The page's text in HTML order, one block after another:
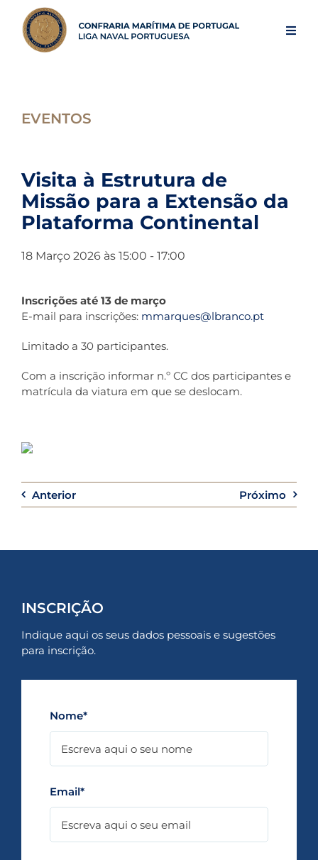
content
EVENTOS
Visita à Estrutura de
Missão para a Extensão da
Plataforma Continental
18 Março 2026 às 15:00 - 17:00
Inscrições até 13 de março
E-mail para inscrições: mmarques@lbranco.pt
Limitado a 30 participantes.
Com a inscrição informar n.º CC dos participantes e
matrícula da viatura em que se deslocam.
Anterior Próximo
INSCRIÇÃO
Indique aqui os seus dados pessoais e sugestões
para inscrição.
Nome*
Email*